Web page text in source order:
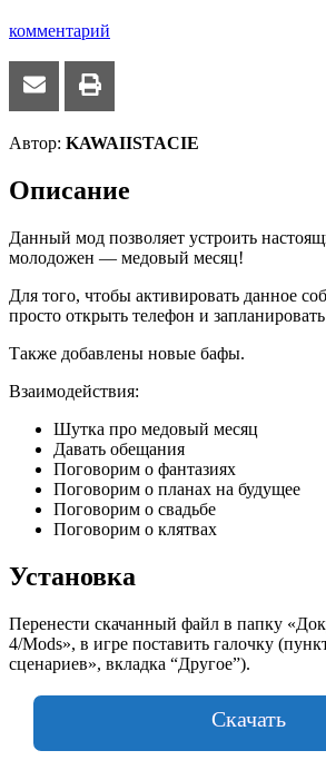
комментарий
Автор: KAWAIISTACIE
Описание
Данный мод позволяет устроить
молодожен — медовый месяц!
Для того, чтобы активировать данное
просто открыть телефон и
Также добавлены новые бафы.
Взаимодействия:
Шутка про медовый месяц
Давать обещания
Поговорим о фантазиях
Поговорим о планах на будущее
Поговорим о свадьбе
Поговорим о клятвах
Установка
Перенести скачанный файл в папку
4/Mods», в игре поставить галочку
сценариев», вкладка “Другое”).
Скачать